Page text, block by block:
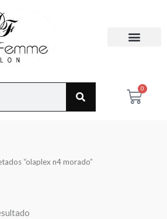
0
Cart
“olaplex n4 morado”